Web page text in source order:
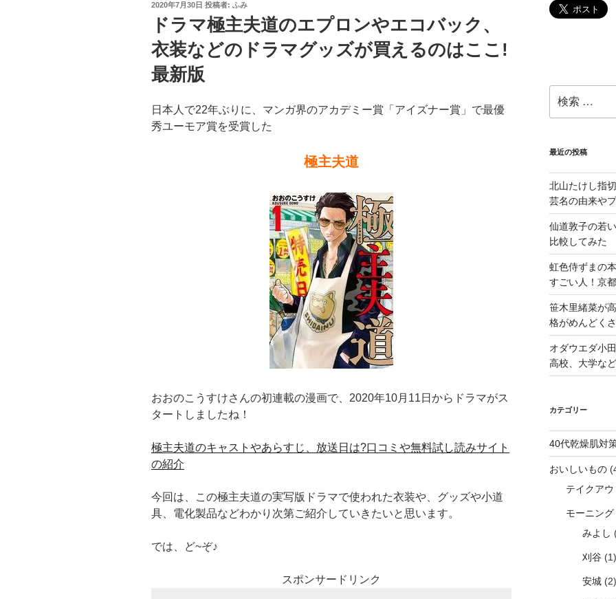
投
稿
日:
2020年7月30日 投稿者: ふみ
ドラマ極主夫道のエプロンやエコバック、
衣装などのドラマグッズが買えるのはここ!
最新版
日本人で22年ぶりに、マンガ界のアカデミー賞「アイズナー賞」で最優
秀ユーモア賞を受賞した
極主夫道
おおのこうすけさんの初連載の漫画で、2020年10月11日からドラマがス
タートしましたね！
極主夫道のキャストやあらすじ、放送日は?口コミや無料試し読みサイト
の紹介
今回は、この極主夫道の実写版ドラマで使われた衣装や、グッズや小道
具、電化製品などわかり次第ご紹介していきたいと思います。
では、ど~ぞ♪
スポンサードリンク
索:
最近の投稿
北山たけし指
芸名の由来や
仙道敦子の若
比較してみた
虹色侍ずまの
すごい人！京
笹木里緒菜が
格がめんどく
オダウエダ小
高校、大学な
カテゴリー
40代乾燥肌対
おいしいもの
テイクアウ
モーニング
みよし
刈谷(1)
安城(2)